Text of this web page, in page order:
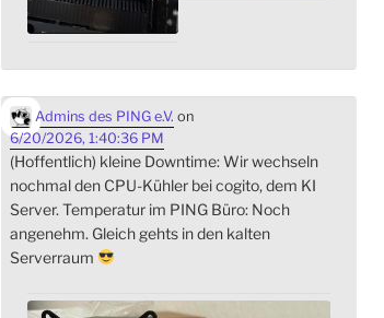
Admins des PING e.V. on
6/20/2026, 1:40:36 PM
(Hoffentlich) kleine Downtime: Wir wechseln
nochmal den CPU-Kühler bei cogito, dem KI
Server. Temperatur im PING Büro: Noch
angenehm. Gleich gehts in den kalten
Serverraum